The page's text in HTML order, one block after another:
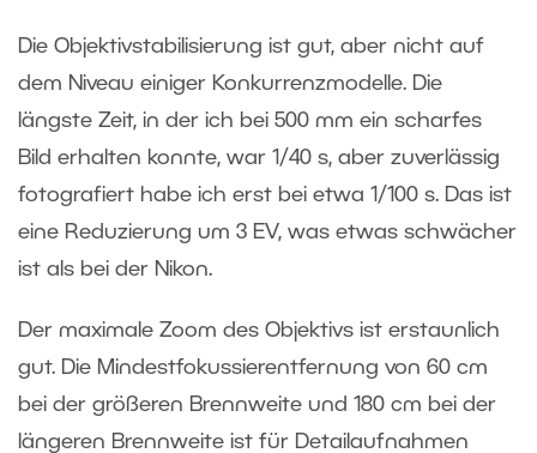
Die Objektivstabilisierung ist gut, aber nicht auf
dem Niveau einiger Konkurrenzmodelle. Die
längste Zeit, in der ich bei 500 mm ein scharfes
Bild erhalten konnte, war 1/40 s, aber zuverlässig
fotografiert habe ich erst bei etwa 1/100 s. Das ist
eine Reduzierung um 3 EV, was etwas schwächer
ist als bei der Nikon.
Der maximale Zoom des Objektivs ist erstaunlich
gut. Die Mindestfokussierentfernung von 60 cm
bei der größeren Brennweite und 180 cm bei der
längeren Brennweite ist für Detailaufnahmen